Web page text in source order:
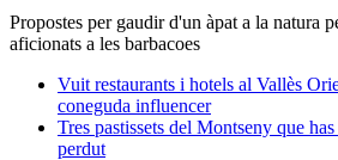
Propostes per gaudir d'un àpat a la natura
aficionats a les barbacoes
Vuit restaurants i hotels al Vallès
coneguda influencer
Tres pastissets del Montseny que
perdut